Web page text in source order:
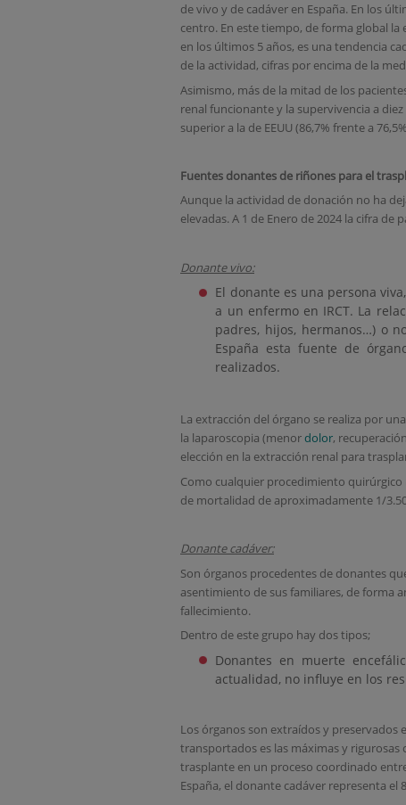
de vivo y de cadáver en España. En los
centro. En este tiempo, de forma global
en los últimos 5 años, es una tendencia
de la actividad, cifras por encima de la
Asimismo, más de la mitad de los
renal funcionante y la supervivencia a
superior a la de EEUU (86,7% frente a
Fuentes donantes de riñones para el
Aunque la actividad de donación no ha
elevadas. A 1 de Enero de 2024 la cifra de
Donante vivo:
El donante es una persona
a un enfermo en IRCT. La
padres, hijos, hermanos…) o
España esta fuente de
realizados.
La extracción del órgano se realiza por
la laparoscopia (menordolor,
elección en la extracción renal para
Como cualquier procedimiento
de mortalidad de aproximadamente 1/
Donante cadáver:
Son órganos procedentes de donantes
asentimiento de sus familiares, de forma
fallecimiento.
Dentro de este grupo hay dos tipos;
Donantes en muerte
actualidad, no influye en los
Los órganos son extraídos y preservados
transportados es las máximas y rigurosas
trasplante en un proceso coordinado
España, el donante cadáver representa